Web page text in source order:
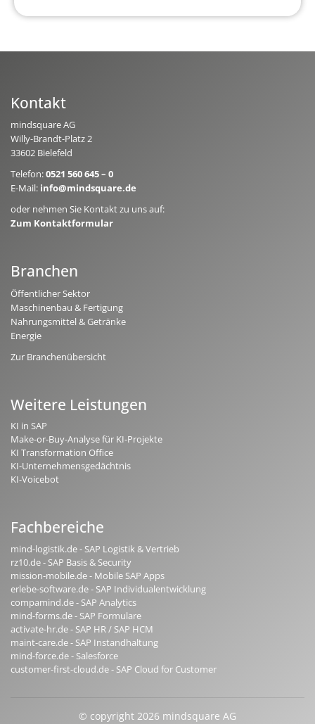
Kontakt
mindsquare AG
Willy-Brandt-Platz 2
33602 Bielefeld
Telefon:0521 560 645 – 0
E-Mail: info@mindsquare.de
oder nehmen Sie Kontakt zu uns auf:
Zum Kontaktformular
Branchen
Öffentlicher Sektor
Maschinenbau & Fertigung
Nahrungsmittel & Getränke
Energie
Zur Branchenübersicht
Weitere Leistungen
KI in SAP
Make-or-Buy-Analyse für KI-Projekte
KI Transformation Office
KI-Unternehmensgedächtnis
KI-Voicebot
Fachbereiche
mind-logistik.de - SAP Logistik & Vertrieb
rz10.de - SAP Basis & Security
mission-mobile.de - Mobile SAP Apps
erlebe-software.de - SAP Individualentwicklung
compamind.de - SAP Analytics
mind-forms.de - SAP Formulare
activate-hr.de - SAP HR / SAP HCM
maint-care.de - SAP Instandhaltung
mind-force.de - Salesforce
customer-first-cloud.de - SAP Cloud for Customer
© copyright 2026 mindsquare AG